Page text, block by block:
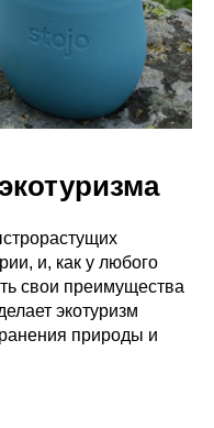
и, как у любого
свои преимущества
экотуризм
природы и